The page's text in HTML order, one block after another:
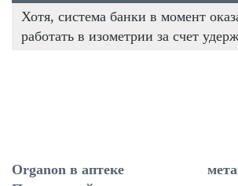
Хотя, система банки в момент
работать в изометрии за счет
Organon в аптеке